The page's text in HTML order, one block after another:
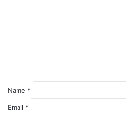
Name *
Email *